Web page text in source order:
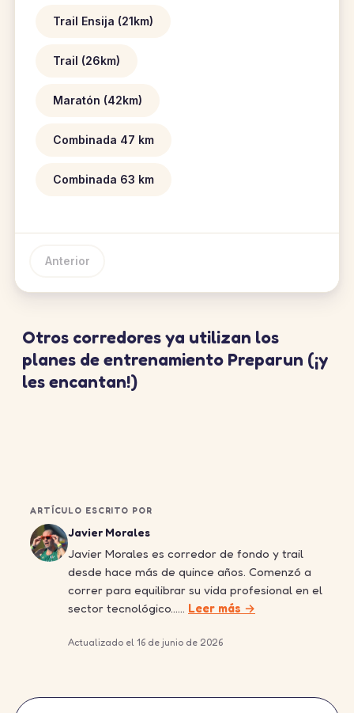
Trail Ensija (21km)
Trail (26km)
Maratón (42km)
Combinada 47 km
Combinada 63 km
Anterior
Otros corredores ya utilizan los
planes de entrenamiento Preparun (¡y
les encantan!)
ARTÍCULO ESCRITO POR
Javier Morales
Javier Morales es corredor de fondo y trail
desde hace más de quince años. Comenzó a
correr para equilibrar su vida profesional en el
sector tecnológico…… Leer más →
Actualizado el 16 de junio de 2026